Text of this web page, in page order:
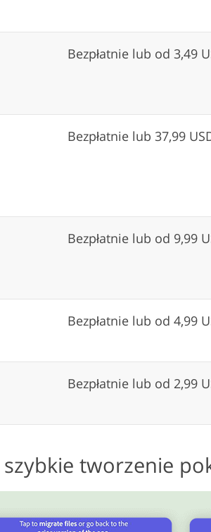
Bezpłatnie lub od 3,49
Bezpłatnie lub 37,99
Bezpłatnie lub od 9,99
Bezpłatnie lub od 4,99
Bezpłatnie lub od 2,99
tworzenie